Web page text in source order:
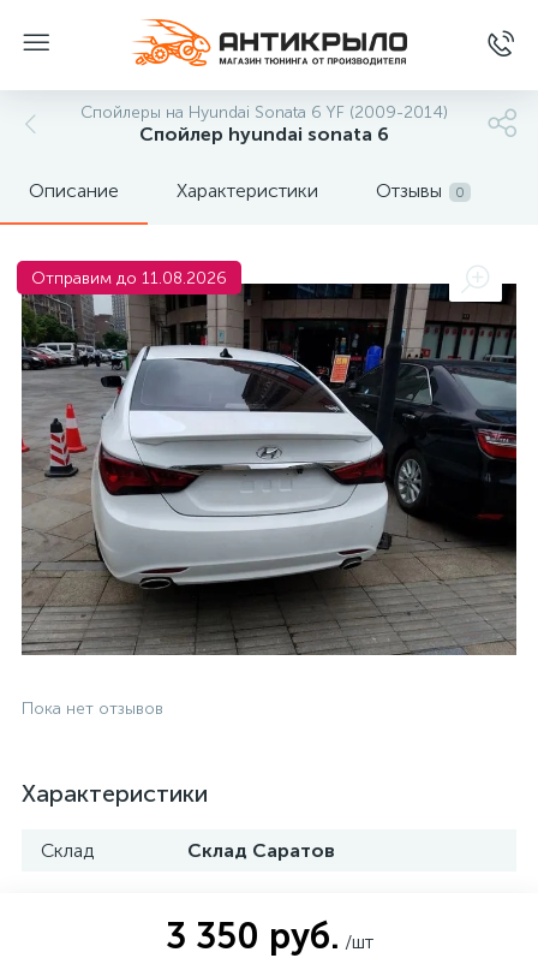
Спойлеры на Hyundai Sonata 6 YF (2009-2014)
Спойлер hyundai sonata 6
Описание Характеристики Отзывы 0
Отправим до 11.08.2026
Пока нет отзывов
Характеристики
Склад Склад Саратов
3 350 руб. /шт